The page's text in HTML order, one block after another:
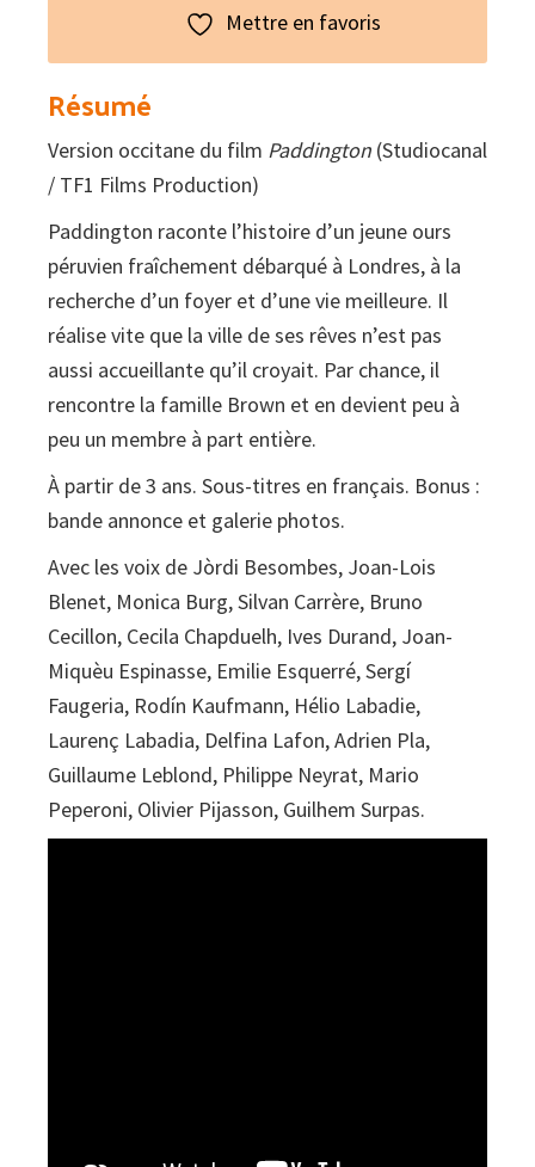
Mettre en favoris
Résumé
Version occitane du film Paddington (Studiocanal
/ TF1 Films Production)
Paddington raconte l’histoire d’un jeune ours
péruvien fraîchement débarqué à Londres, à la
recherche d’un foyer et d’une vie meilleure. Il
réalise vite que la ville de ses rêves n’est pas
aussi accueillante qu’il croyait. Par chance, il
rencontre la famille Brown et en devient peu à
peu un membre à part entière.
À partir de 3 ans. Sous-titres en français. Bonus :
bande annonce et galerie photos.
Avec les voix de Jòrdi Besombes, Joan-Lois
Blenet, Monica Burg, Silvan Carrère, Bruno
Cecillon, Cecila Chapduelh, Ives Durand, Joan-
Miquèu Espinasse, Emilie Esquerré, Sergí
Faugeria, Rodín Kaufmann, Hélio Labadie,
Laurenç Labadia, Delfina Lafon, Adrien Pla,
Guillaume Leblond, Philippe Neyrat, Mario
Peperoni, Olivier Pijasson, Guilhem Surpas.